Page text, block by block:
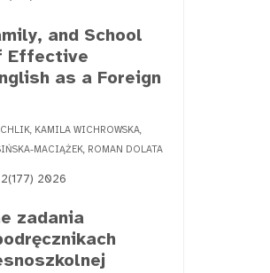
and School
Effective
as a Foreign
KAMILA WICHROWSKA,
MACIĄŻEK, ROMAN DOLATA
2(177) 2026
zadania